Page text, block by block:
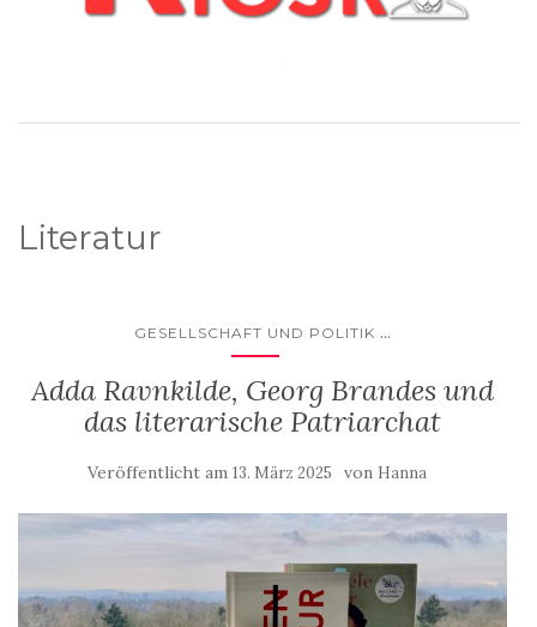
Literatur
GESELLSCHAFT UND POLITIK ...
Adda Ravnkilde, Georg Brandes und
das literarische Patriarchat
Veröffentlicht am 13. März 2025 von Hanna